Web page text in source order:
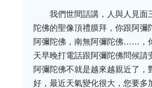
我們世間話講，人與人見面
陀佛的聖像頂禮膜拜，你跟阿
阿彌陀佛，南無阿彌陀佛……，
天早晚打電話跟阿彌陀佛問候
阿彌陀佛不就是越來越親近了
好，最近天氣變化很大，您要多